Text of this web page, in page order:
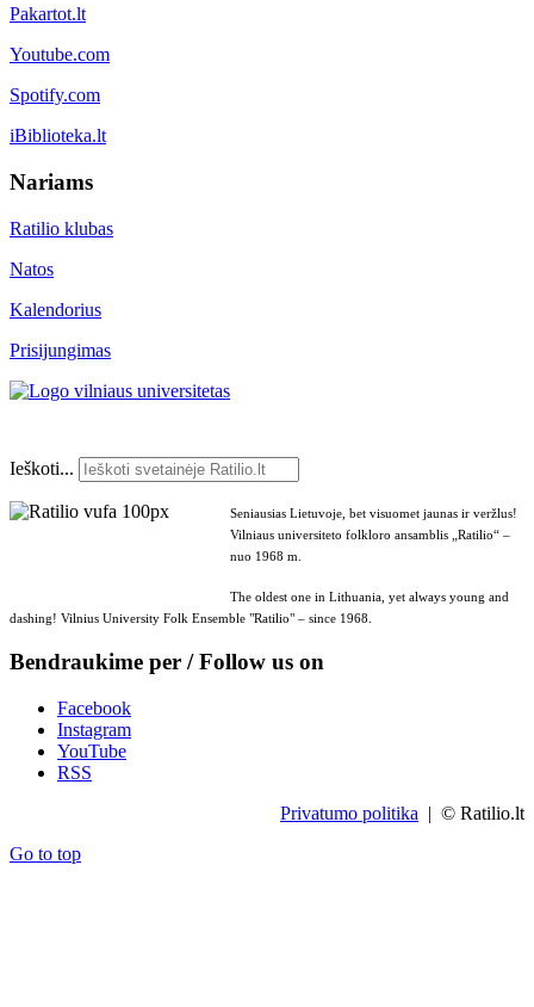
Pakartot.lt
Youtube.com
Spotify.com
iBiblioteka.lt
Nariams
Ratilio klubas
Natos
Kalendorius
Prisijungimas
Ieškoti...
Seniausias Lietuvoje, bet visuomet jaunas ir veržlus!
Vilniaus universiteto folkloro ansamblis „Ratilio“ –
nuo 1968 m.
The oldest one in Lithuania, yet always young and
dashing! Vilnius University Folk Ensemble "Ratilio" – since 1968.
Bendraukime per / Follow us on
Facebook
Instagram
YouTube
RSS
Privatumo politika | © Ratilio.lt
Go to top